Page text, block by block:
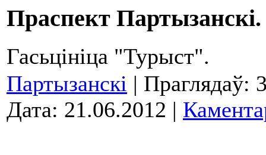
Праспект
Гасьцініца "Турыст".
Партызанскі | Праглядаў:
Дата: 21.06.2012 |